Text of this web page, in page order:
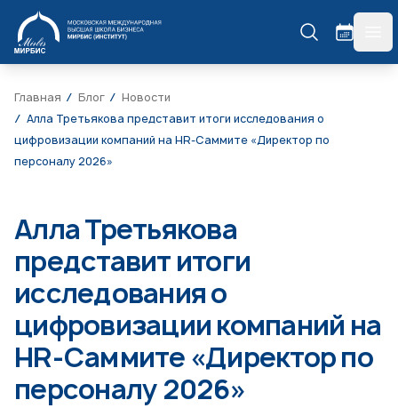
МИРБИС
Главная Блог
Новости
Алла Третьякова представит итоги исследования о
цифровизации компаний на HR-Саммите «Директор по
персоналу 2026»
Алла Третьякова
представит итоги
исследования о
цифровизации компаний на
HR-Саммите «Директор по
персоналу 2026»